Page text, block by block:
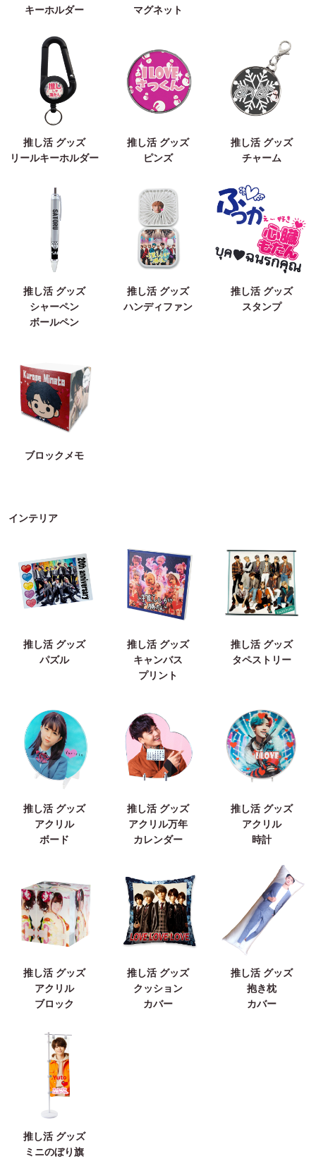
キーホルダー
マグネット
推し活 グッズ
リールキーホルダー
推し活 グッズ
ピンズ
推し活 グッズ
チャーム
推し活 グッズ
シャーペン
ボールペン
推し活 グッズ
ハンディファン
推し活 グッズ
スタンプ
ブロックメモ
インテリア
推し活 グッズ
パズル
推し活 グッズ
キャンバス
プリント
推し活 グッズ
タペストリー
推し活 グッズ
アクリル
ボード
推し活 グッズ
アクリル万年
カレンダー
推し活 グッズ
アクリル
時計
推し活 グッズ
アクリル
ブロック
推し活 グッズ
クッション
カバー
推し活 グッズ
抱き枕
カバー
推し活 グッズ
ミニのぼり旗